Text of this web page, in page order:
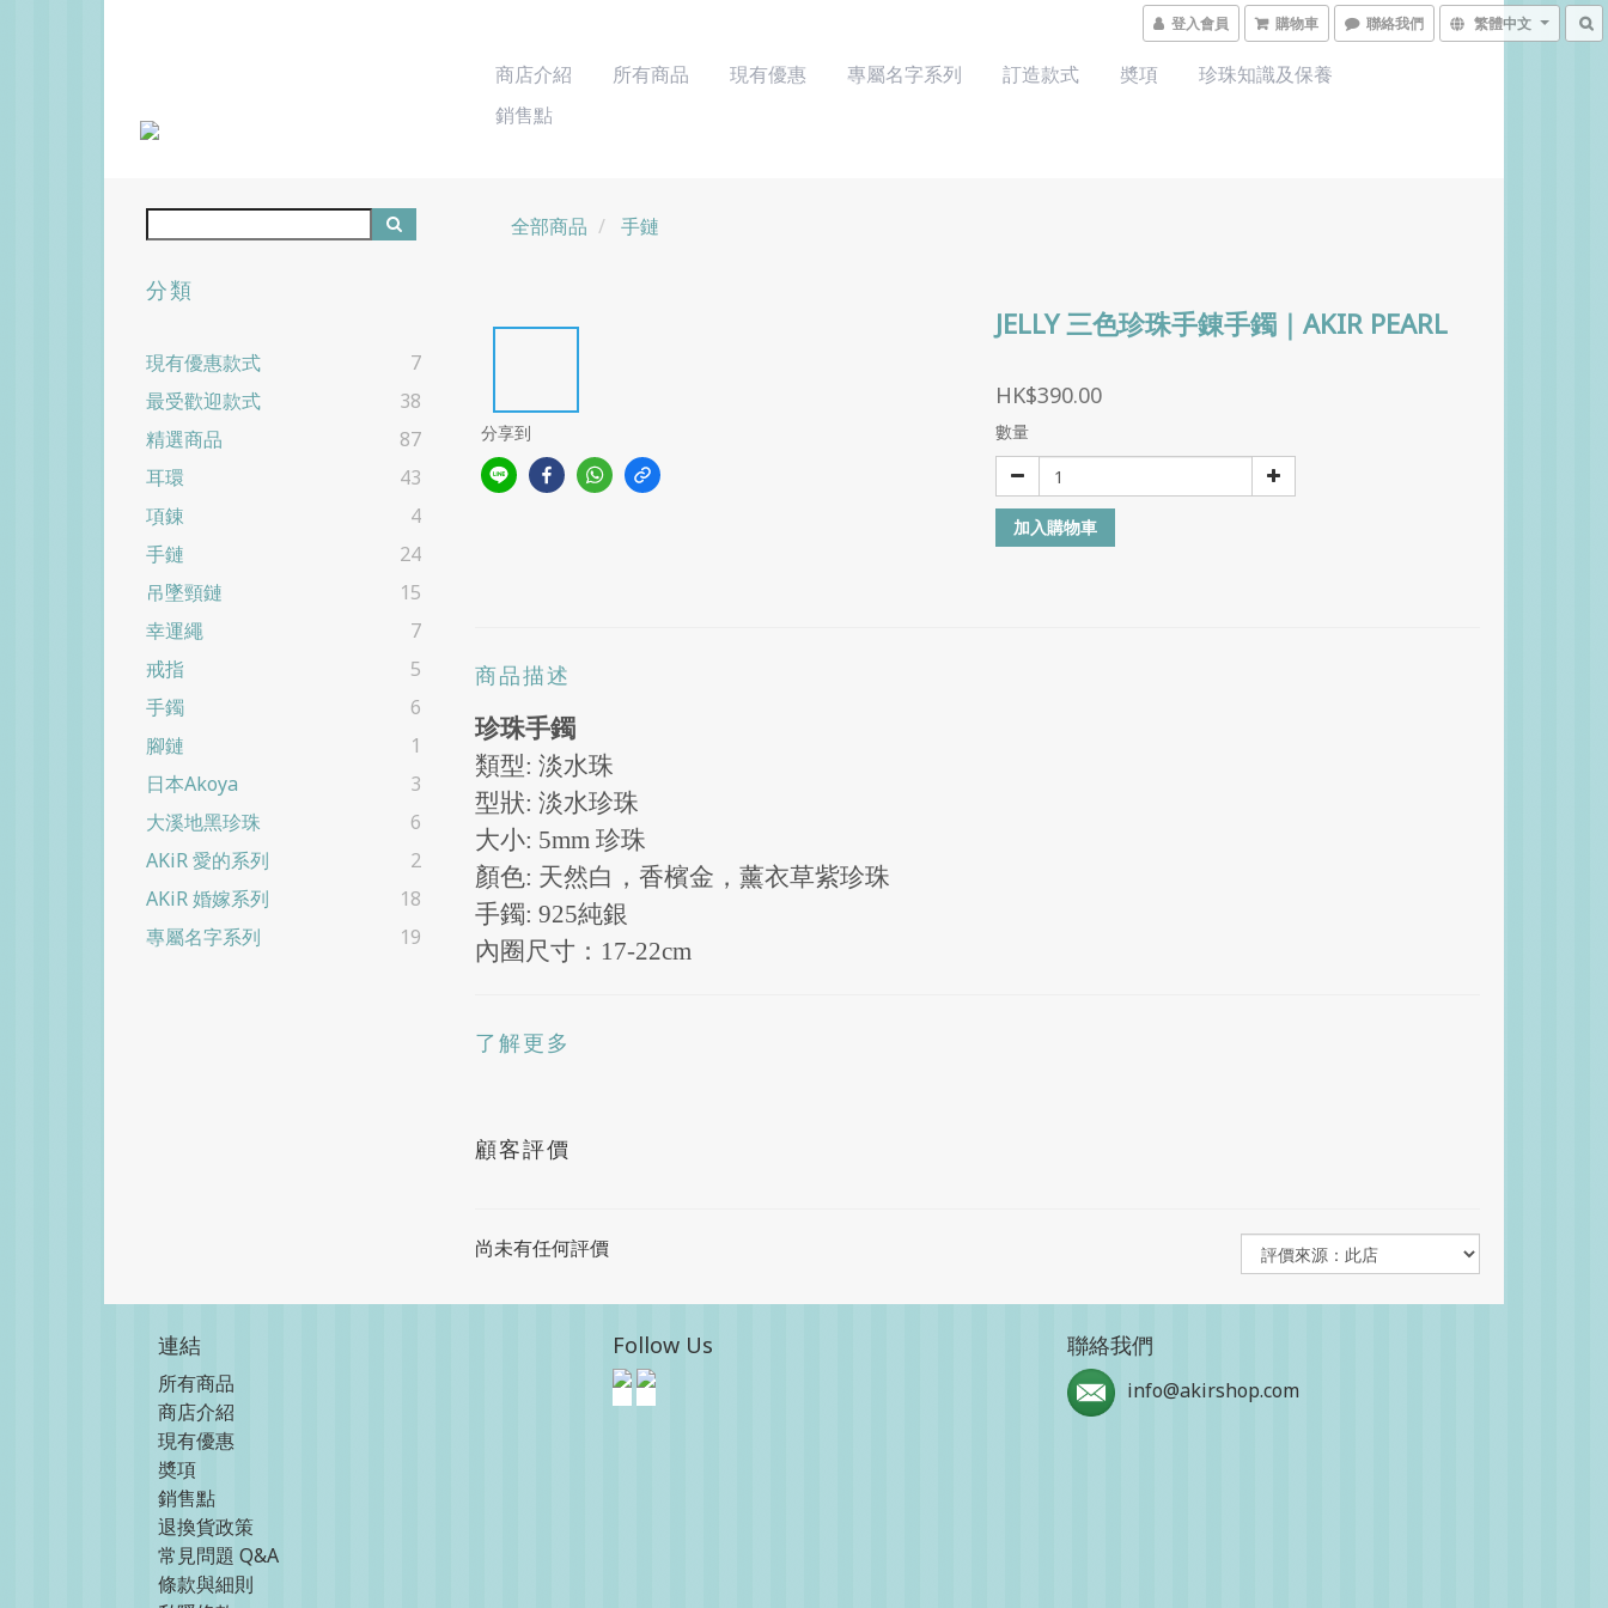
登入會員 購物車 聯絡我們 繁體中文
商店介紹 所有商品 現有優惠 專屬名字系列 訂造款式 奬項
珍珠知識及保養
銷售點
分類
現有優惠款式
7
最受歡迎款式
38
精選商品
87
耳環
43
項錬
4
手鏈
24
吊墜頸鏈
15
幸運繩
7
戒指
5
手鐲
6
腳鏈
1
日本Akoya
3
大溪地黑珍珠
6
AKiR 愛的系列
2
AKiR 婚嫁系列
18
專屬名字系列
19
全部商品 手鏈
分享到
JELLY 三色珍珠手錬手鐲｜AKIR PEARL
HK$390.00
數量
加入購物車
商品描述
珍珠手鐲
類型: 淡水珠
型狀: 淡水珍珠
大小: 5mm 珍珠
顏色: 天然白，香檳金，薰衣草紫珍珠
手鐲: 925純銀
內圈尺寸：17-22cm
了解更多
顧客評價
尚未有任何評價
連結
所有商品
商店介紹
現有優惠
奬項
銷售點
退換貨政策
常見問題 Q&A
條款與細則
Follow Us 聯絡我們
info@akirshop.com